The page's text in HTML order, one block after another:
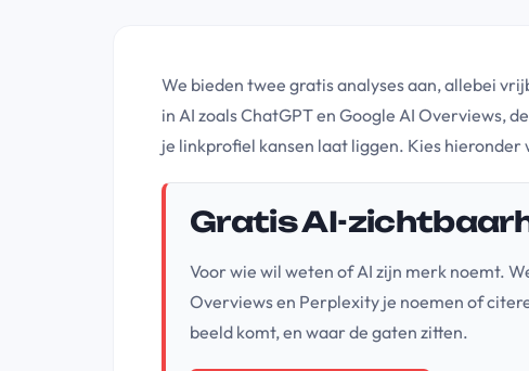
We bieden twee gratis analyses aan, allebei
in AI zoals ChatGPT en Google AI Overviews,
je linkprofiel kansen laat liggen. Kies
Gratis AI-
Voor wie wil weten of AI zijn merk noemt.
Overviews en Perplexity je noemen of
beeld komt, en waar de gaten zitten.